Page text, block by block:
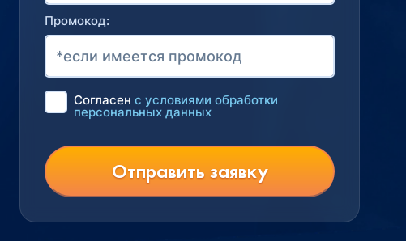
Промокод:
Согласен с условиями обработки
персональных данных
Отправить заявку